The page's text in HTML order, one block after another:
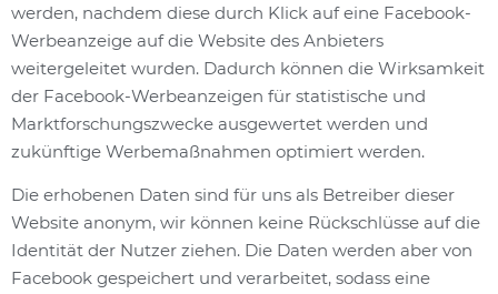
werden, nachdem diese durch Klick auf eine Facebook-
Werbeanzeige auf die Website des Anbieters
weitergeleitet wurden. Dadurch können die Wirksamkeit
der Facebook-Werbeanzeigen für statistische und
Marktforschungszwecke ausgewertet werden und
zukünftige Werbemaßnahmen optimiert werden.
Die erhobenen Daten sind für uns als Betreiber dieser
Website anonym, wir können keine Rückschlüsse auf die
Identität der Nutzer ziehen. Die Daten werden aber von
Facebook gespeichert und verarbeitet, sodass eine